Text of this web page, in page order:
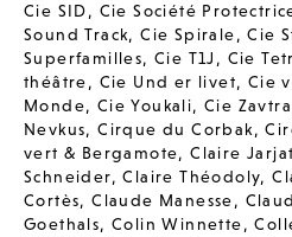
Cie SID, Cie Société
Sound Track,Cie Spirale,Cie
Superfamilles,Cie T1J , Cie
théâtre, Cie Und er livet, Cie
Monde, Cie Youkali,Cie Zavtra
Nevkus,Cirque du Corbak,
vert & Bergamote,Claire Jarjat
Schneider,Claire Théodoly,
Cortès,Claude Manesse,
Goethals,Colin Winnette,